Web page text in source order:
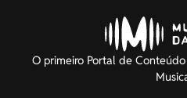
O primeiro Portal de